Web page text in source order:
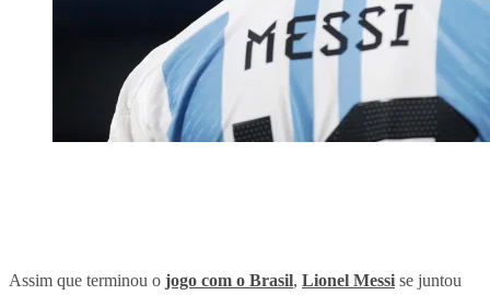
Assim que terminou o jogo com o Brasil, Lionel Messi se juntou